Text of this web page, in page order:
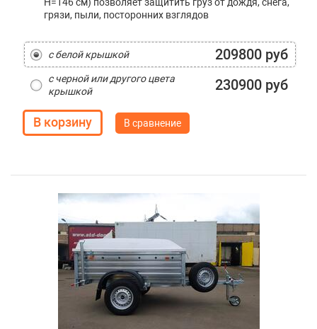
грязи, пыли, посторонних взглядов
с белой крышкой 209800 руб
с черной или другого цвета
крышкой
230900 руб
В сравнение